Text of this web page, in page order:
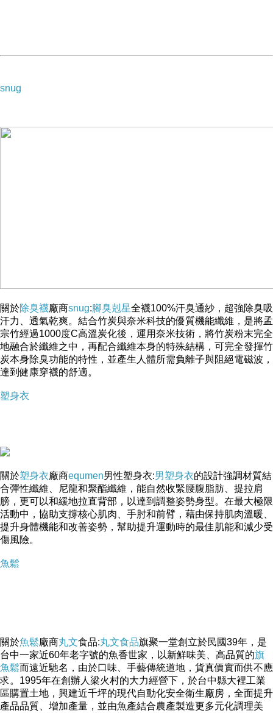
-->
▲ 收起內容▼ 展開特別推薦
snug
關於除臭襪廠商snug:腳臭剋星全襪100%汗臭通紗，超強除臭吸
汗力、透氣乾爽。結合竹炭與奈米科技的優質機能纖維，是將孟
宗竹經過1000度C高溫炭化後，運用奈米技術，將竹炭粉末完全
地融合於纖維之中，再配合纖維本身的特殊結構，可完全發揮竹
炭本身除臭功能的特性，並產生人體所需負離子與阻絕電磁波，
達到健康穿襪的舒適。
塑身衣
關於塑身衣廠商equmen男性塑身衣:男塑身衣的設計強調材質結
合彈性纖維、尼龍和聚酯纖維，能自然收緊腰腹脂肪、提拉肩
膀，更可以和緩地拉直背部，以達到調整姿勢身型。在最大極限
活動中，協助支撐核心肌肉、手肘和前臂，藉由保持肌肉溫暖、
提升身體機能和改善姿勢，幫助提升運動時的最佳肌能和減少受
傷風險。
魚鬆
關於魚鬆廠商丸文食品:丸文食品旗聚一堂創立於民國39年，是
台中一家近60年老字號的魚香世家，以新鮮味美、高品質的旗
魚鬆而遠近馳名，由於口味、手藝傳統道地，貨真價實而供不應
求。1995年在創辦人梁火村的大力經營下，於台中縣大裡工業
區購置土地，興建近千坪的現代自動化安全衛生廠房，全面提升
產品品質、增加產量，並由魚產結合農產製造更多元化調理美